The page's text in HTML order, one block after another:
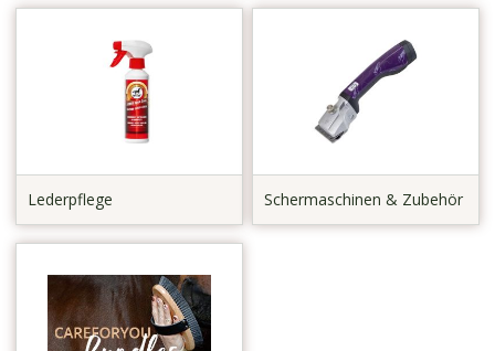
Lederpflege Schermaschinen & Zubehör